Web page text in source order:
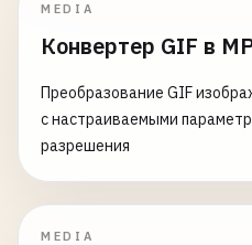
MEDIA
Конвертер GIF в
Преобразование GIF
с настраиваемыми
разрешения
MEDIA